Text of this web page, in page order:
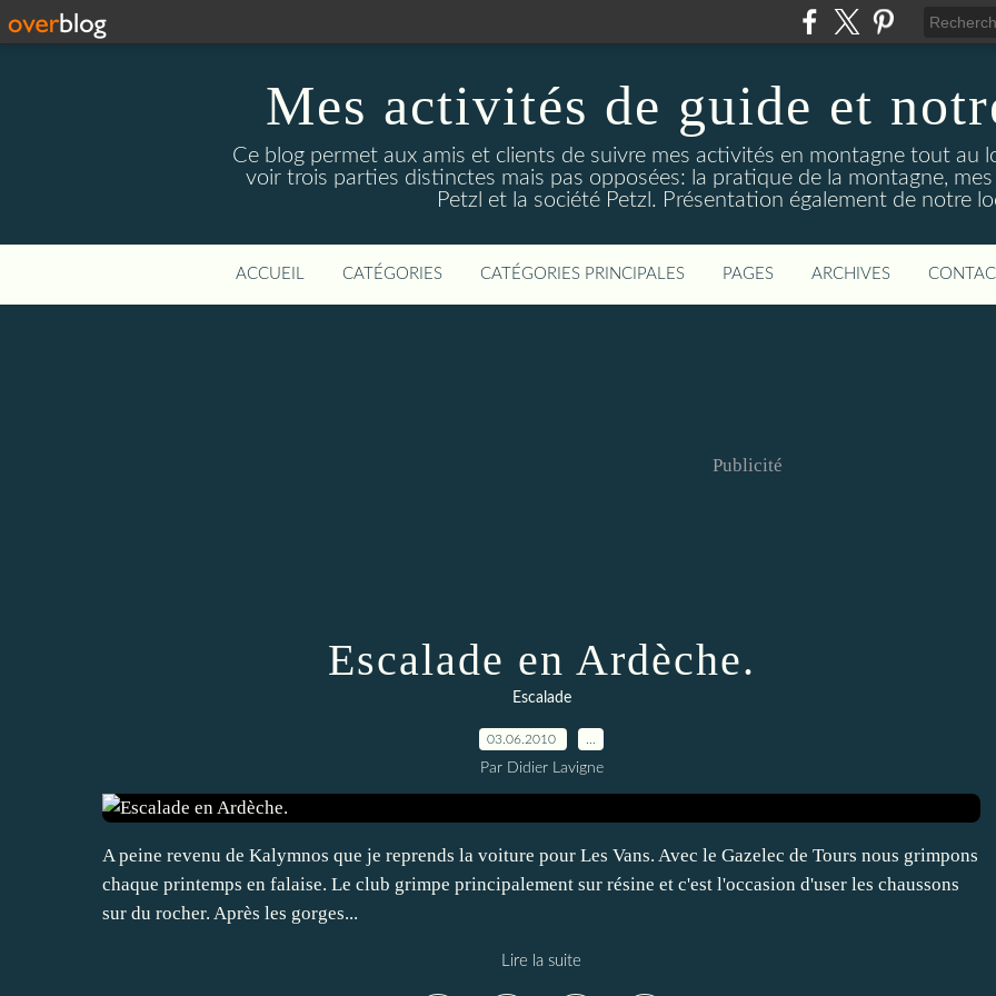
Mes activités de guide et
Ce blog permet aux amis et clients de suivre mes activités en montagne tout au
voir trois parties distinctes mais pas opposées: la pratique de la montagne,
Petzl et la société Petzl. Présentation également de notre
ACCUEIL CATÉGORIES CATÉGORIES PRINCIPALES PAGES ARCHIVES
Publicité
Escalade en Ardèche.
Escalade
03.06.2010
Par Didier Lavigne
A peine revenu de Kalymnos que je reprends la voiture pour Les Vans. Avec le Gazelec de Tours nous grimpons
chaque printemps en falaise. Le club grimpe principalement sur résine et c'est l'occasion d'user les chaussons
sur du rocher. Après les gorges...
Lire la suite